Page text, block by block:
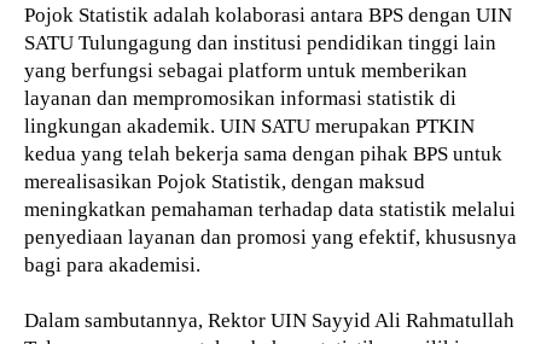
Pojok Statistik adalah kolaborasi antara BPS dengan UIN
SATU Tulungagung dan institusi pendidikan tinggi lain
yang berfungsi sebagai platform untuk memberikan
layanan dan mempromosikan informasi statistik di
lingkungan akademik. UIN SATU merupakan PTKIN
kedua yang telah bekerja sama dengan pihak BPS untuk
merealisasikan Pojok Statistik, dengan maksud
meningkatkan pemahaman terhadap data statistik melalui
penyediaan layanan dan promosi yang efektif, khususnya
bagi para akademisi.
Dalam sambutannya, Rektor UIN Sayyid Ali Rahmatullah